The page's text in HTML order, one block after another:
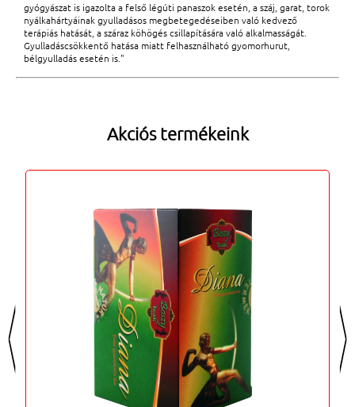
gyógyászat is igazolta a felső légúti panaszok esetén, a száj, garat, torok
nyálkahártyáinak gyulladásos megbetegedéseiben való kedvező
terápiás hatását, a száraz köhögés csillapítására való alkalmasságát.
Gyulladáscsökkentő hatása miatt felhasználható gyomorhurut,
bélgyulladás esetén is."
Akciós termékeink
< >